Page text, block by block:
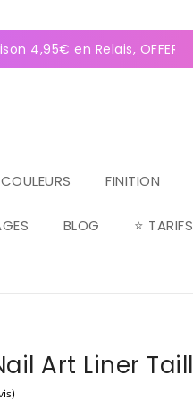
en Relais, OFFERTE
FINITION
BLOG ⭐
Art Liner